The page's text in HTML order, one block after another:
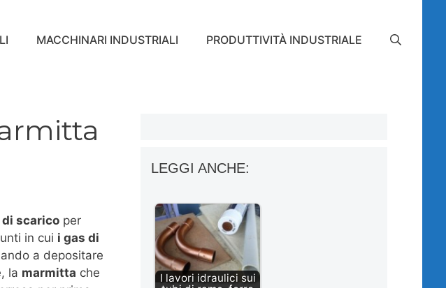
MACCHINARI INDUSTRIALI PRODUTTIVITÀ INDUSTRIALE
scarico per
in cui i gas di
a depositare
la marmitta che
LEGGI ANCHE:
I lavori idraulici sui